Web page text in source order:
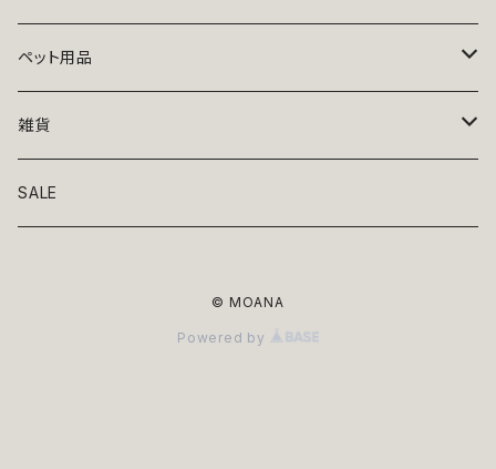
トップス
ニット
アロハ
ボトムス
ワンピース
ペット用品
ベッド
リード・首輪
雑貨
アート
SALE
© MOANA
Powered by